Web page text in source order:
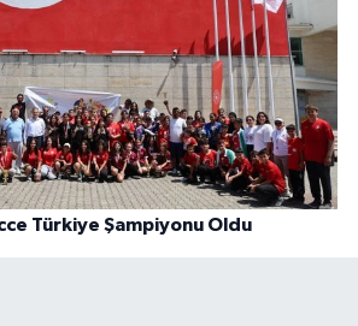
Türkiye Şampiyonu Oldu